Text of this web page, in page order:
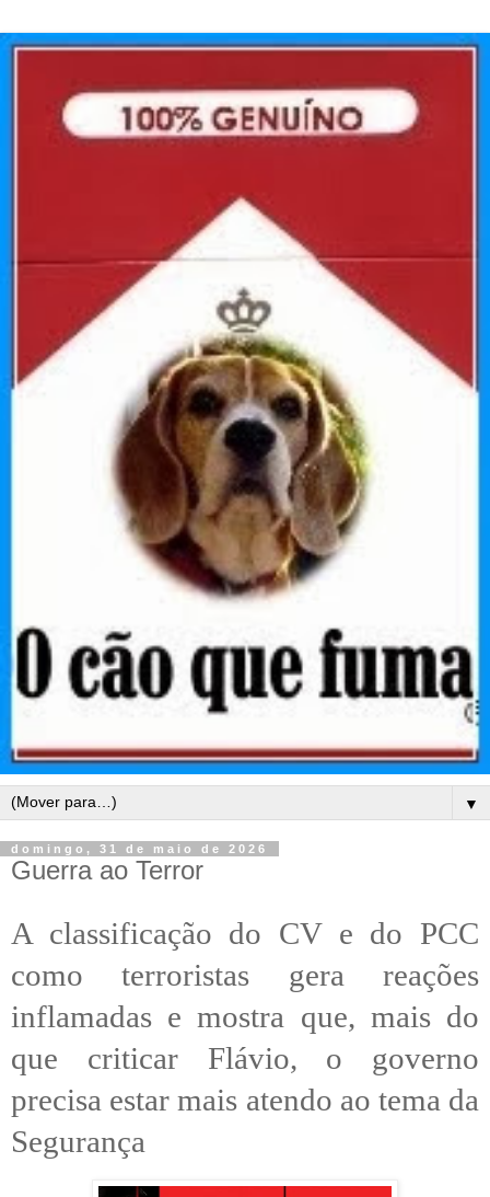
▼
domingo, 31 de maio de 2026
Guerra ao Terror
A classificação do CV e do PCC
como terroristas gera reações
inflamadas e mostra que, mais do
que criticar Flávio, o governo
precisa estar mais atendo ao tema da
Segurança